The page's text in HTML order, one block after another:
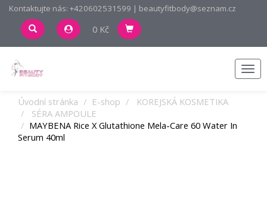
Kontaktujte nás: +420602531599 | beautyfitbody@seznam.cz
0 Kč
Úvodní stránka E-shop
KOREJSKÁ KOSMETIKA
SÉRA AMPOULE
MAYBENA Rice X Glutathione Mela-Care 60 Water In
Serum 40ml